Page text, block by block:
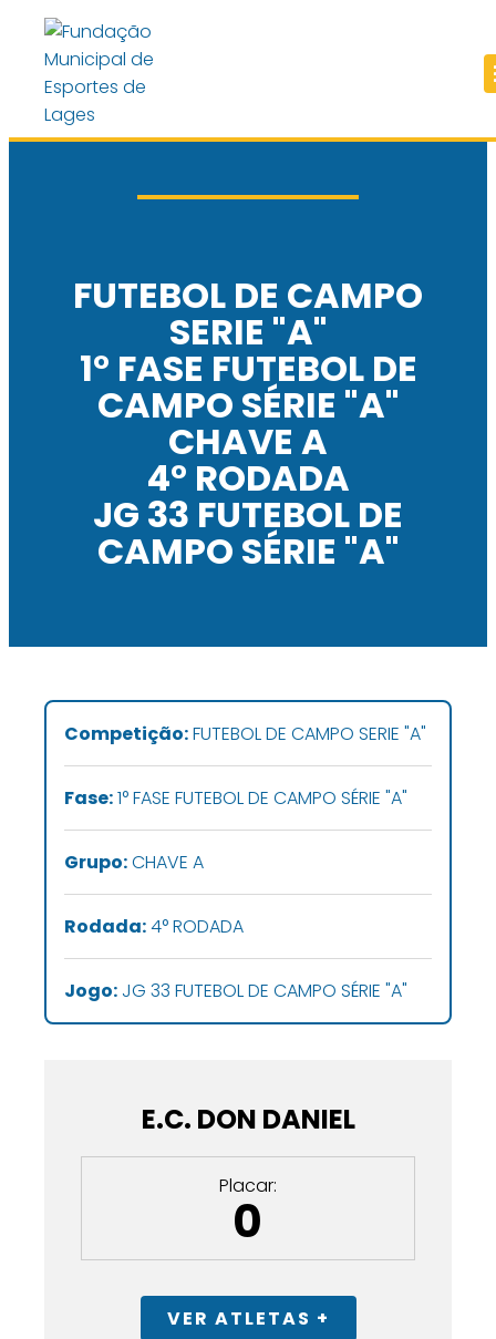
FUTEBOL DE CAMPO
SERIE "A"
1° FASE FUTEBOL DE
CAMPO SÉRIE "A"
CHAVE A
4° RODADA
JG 33 FUTEBOL DE
CAMPO SÉRIE "A"
E.C. DON DANIEL
Placar:
0
VER ATLETAS +
Competição:FUTEBOL DE CAMPO SERIE "A"
Fase:1° FASE FUTEBOL DE CAMPO SÉRIE "A"
Grupo:CHAVE A
Rodada:4° RODADA
Jogo: JG 33 FUTEBOL DE CAMPO SÉRIE "A"